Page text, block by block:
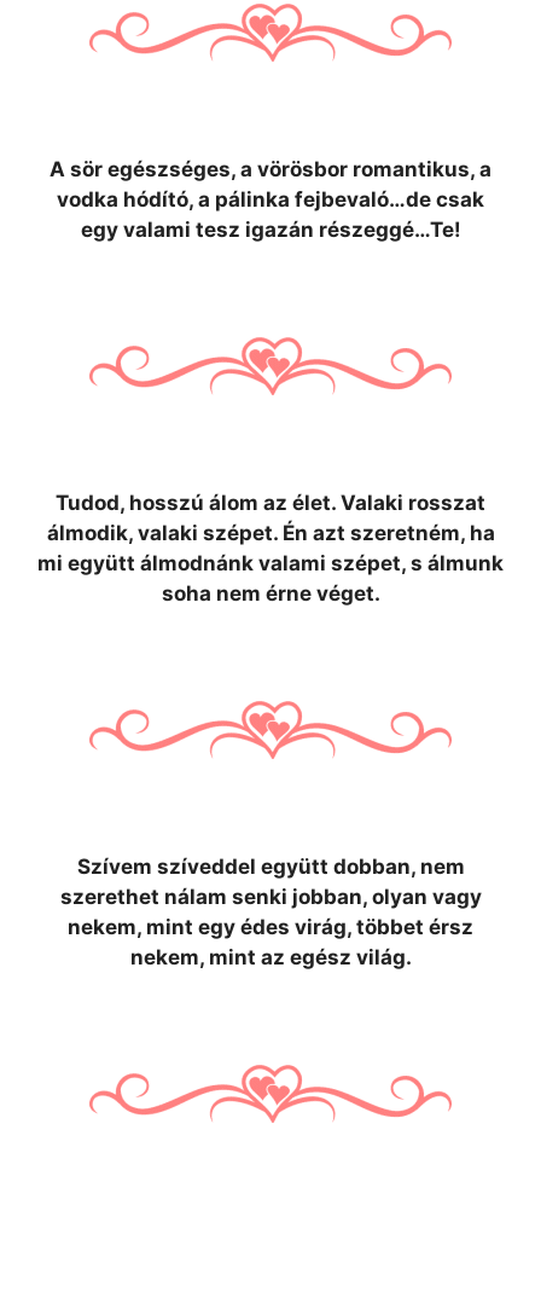
A sör egészséges, a vörösbor romantikus, a
vodka hódító, a pálinka fejbevaló…de csak
egy valami tesz igazán részeggé…Te!
Tudod, hosszú álom az élet. Valaki rosszat
álmodik, valaki szépet. Én azt szeretném, ha
mi együtt álmodnánk valami szépet, s álmunk
soha nem érne véget.
Szívem szíveddel együtt dobban, nem
szerethet nálam senki jobban, olyan vagy
nekem, mint egy édes virág, többet érsz
nekem, mint az egész világ.